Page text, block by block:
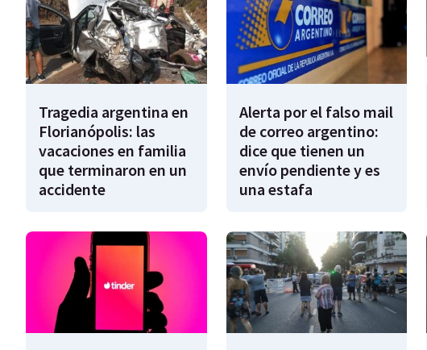
Tragedia argentina en
Florianópolis: las
vacaciones en familia
que terminaron en un
accidente
Alerta por el falso mail
de correo argentino:
dice que tienen un
envío pendiente y es
una estafa